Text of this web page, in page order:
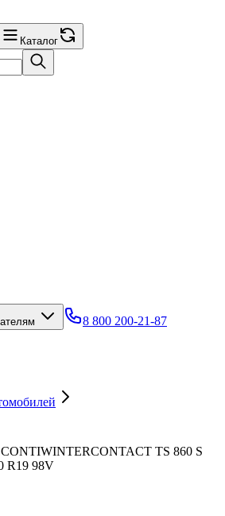
Каталог
8 800 200-21-87
TS 860 S
R19 98V